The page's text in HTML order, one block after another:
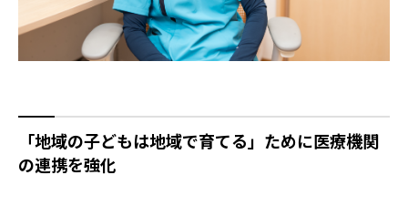
「地域の子どもは地域で育てる」ために医療機関
の連携を強化